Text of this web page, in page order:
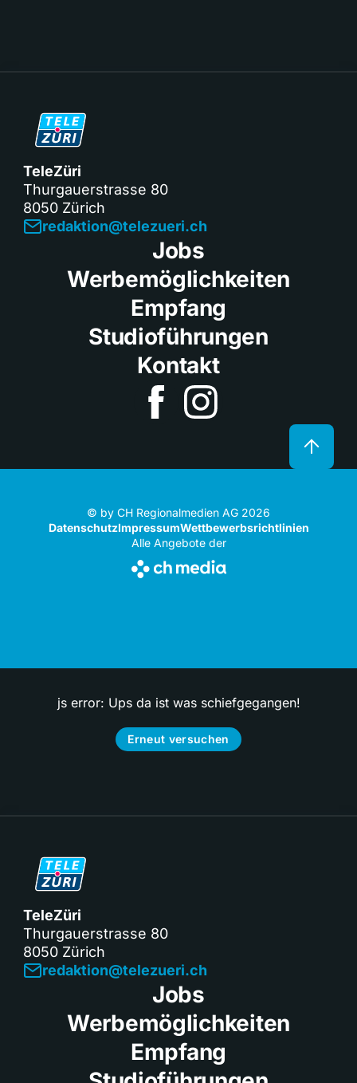
TeleZüri
Thurgauerstrasse 80
8050 Zürich
redaktion@telezueri.ch
Jobs
Werbemöglichkeiten
Empfang
Studioführungen
Kontakt
© by CH Regionalmedien AG 2026
DatenschutzImpressumWettbewerbsrichtlinien
Alle Angebote der
js error: Ups da ist was schiefgegangen!
Erneut versuchen
TeleZüri
Thurgauerstrasse 80
8050 Zürich
redaktion@telezueri.ch
Jobs
Werbemöglichkeiten
Empfang